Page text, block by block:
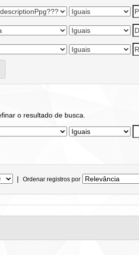
o resultado de busca.
| Ordenar registros por